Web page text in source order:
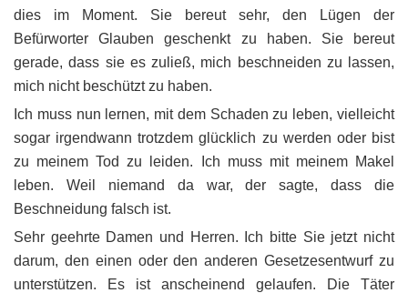
dies im Moment. Sie bereut sehr, den Lügen der
Befürworter Glauben geschenkt zu haben. Sie bereut
gerade, dass sie es zuließ, mich beschneiden zu lassen,
mich nicht beschützt zu haben.
Ich muss nun lernen, mit dem Schaden zu leben, vielleicht
sogar irgendwann trotzdem glücklich zu werden oder bist
zu meinem Tod zu leiden. Ich muss mit meinem Makel
leben. Weil niemand da war, der sagte, dass die
Beschneidung falsch ist.
Sehr geehrte Damen und Herren. Ich bitte Sie jetzt nicht
darum, den einen oder den anderen Gesetzesentwurf zu
unterstützen. Es ist anscheinend gelaufen. Die Täter